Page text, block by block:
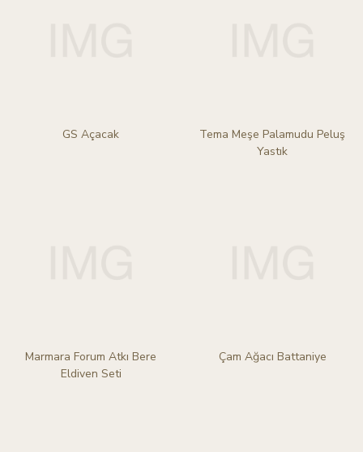
GS Açacak
Tema Meşe Palamudu Peluş
Yastık
Marmara Forum Atkı Bere
Eldiven Seti
Çam Ağacı Battaniye